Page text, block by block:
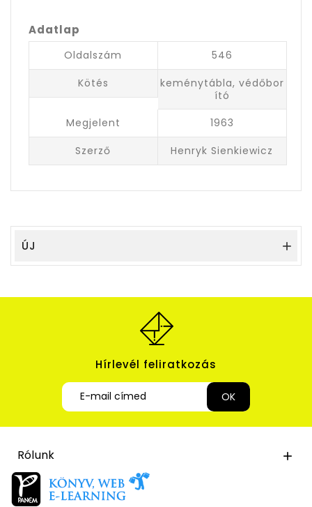
Adatlap
Oldalszám
546
Kötés
keménytábla, védőbor
ító
Megjelent
1963
Szerző
Henryk Sienkiewicz
ÚJ 
Hírlevél feliratkozás
Rólunk 